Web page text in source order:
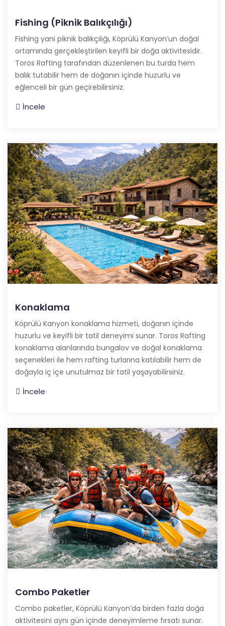
Fishing (Piknik Balıkçılığı)
Fishing yani piknik balıkçılığı, Köprülü Kanyon’un doğal
ortamında gerçekleştirilen keyifli bir doğa aktivitesidir.
Toros Rafting tarafından düzenlenen bu turda hem
balık tutabilir hem de doğanın içinde huzurlu ve
eğlenceli bir gün geçirebilirsiniz.
İncele
Konaklama
Köprülü Kanyon konaklama hizmeti, doğanın içinde
huzurlu ve keyifli bir tatil deneyimi sunar. Toros Rafting
konaklama alanlarında bungalov ve doğal konaklama
seçenekleri ile hem rafting turlarına katılabilir hem de
doğayla iç içe unutulmaz bir tatil yaşayabilirsiniz.
İncele
Combo Paketler
Combo paketler, Köprülü Kanyon’da birden fazla doğa
aktivitesini aynı gün içinde deneyimleme fırsatı sunar.